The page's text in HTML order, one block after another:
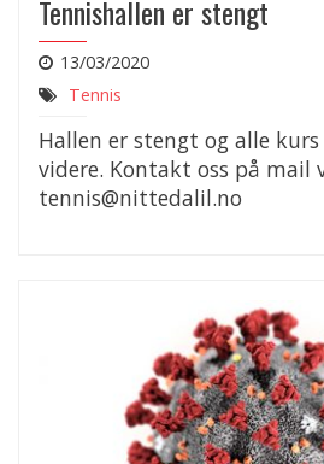
Tennishallen er stengt
13/03/2020
Tennis
Hallen er stengt og alle
videre. Kontakt oss på mail
tennis@nittedalil.no